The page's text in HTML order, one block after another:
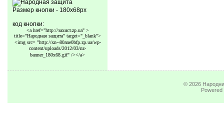
Размер кнопки - 180x68px
код кнопки:
<a href="http://захист.zp.ua" >
title="Народная защита" target="_blank">
<img src= "http://xn--80ane0bfp.zp.ua/wp-
content/uploads/2012/03/nz-
banner_180x68.gif" /></a>
© 2026